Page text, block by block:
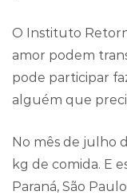
O Instituto
amor podem
pode participar
alguém que
No mês de julho
kg de comida. E
Paraná, São